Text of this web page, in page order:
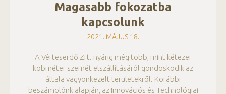
Magasabb fokozatba
kapcsolunk
2021. MÁJUS 18.
A Vérteserdő Zrt. nyárig még több, mint kétezer
köbméter szemét elszállításáról gondoskodik az
általa vagyonkezelt területekről. Korábbi
beszámolónk alapján, az Innovációs és Technológiai